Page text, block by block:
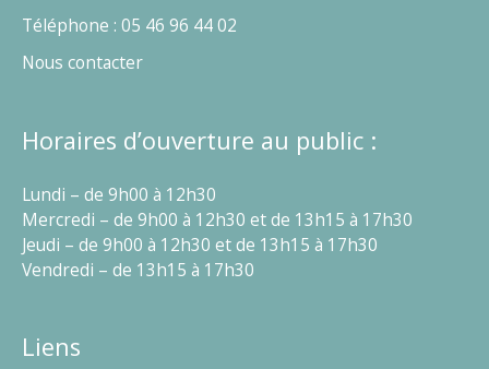
Téléphone : 05 46 96 44 02
Nous contacter
Horaires d’ouverture au public :
Lundi – de 9h00 à 12h30
Mercredi – de 9h00 à 12h30 et de 13h15 à 17h30
Jeudi – de 9h00 à 12h30 et de 13h15 à 17h30
Vendredi – de 13h15 à 17h30
Liens